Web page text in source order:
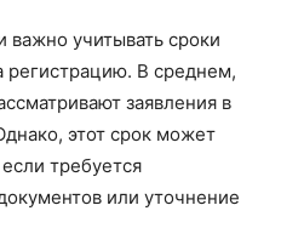
учитывать сроки
регистрацию. В среднем,
заявления в
этот срок может
требуется
или уточнение